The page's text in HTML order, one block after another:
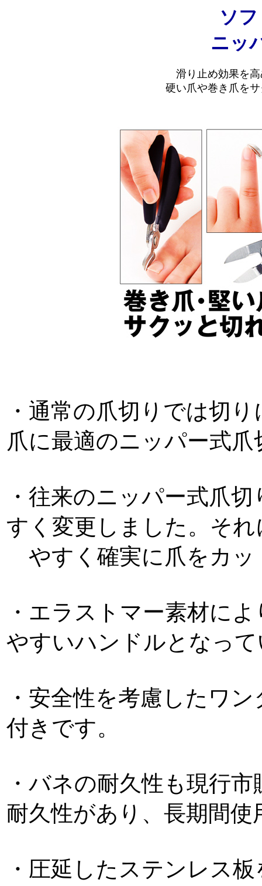
ソ
ニッ
滑り止め効果を
硬い爪や巻き爪を
・通常の爪切りでは切
爪に最適のニッパー式
・往来のニッパー式爪
すく変更しました。そ
やすく確実に爪をカッ
・エラストマー素材に
やすいハンドルとなっ
・安全性を考慮したワ
付きです。
・バネの耐久性も現行
耐久性があり、長期間使
・圧延したステンレス